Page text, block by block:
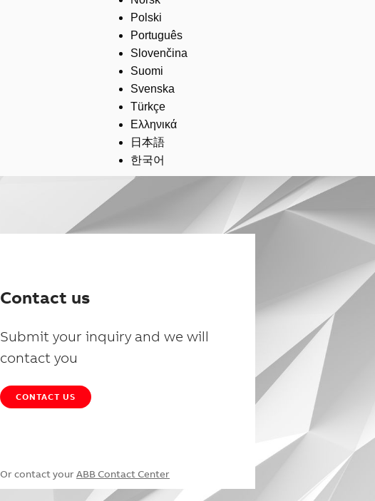
Polski
Português
Slovenčina
Suomi
Svenska
Türkçe
Ελληνικά
日本語
한국어
Contact us
Submit your inquiry and we will
contact you
CONTACT US
Or contact your ABB Contact Center